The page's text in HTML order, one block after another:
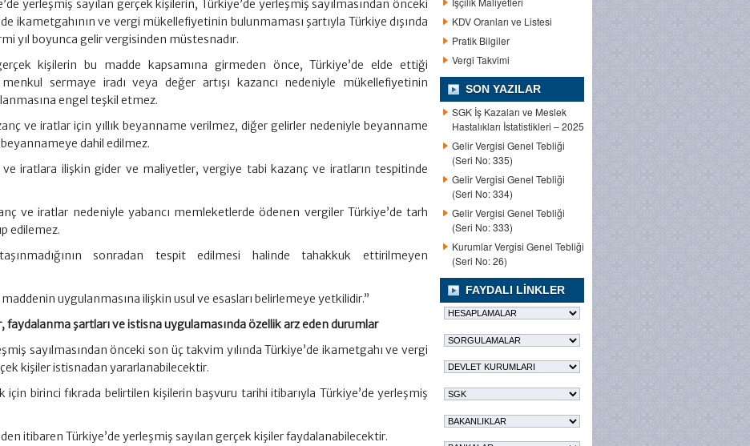
yerleşmiş sayılan gerçek kişilerin, Türkiye’de yerleşmiş sayılmasından önceki
ikametgahının ve vergi mükellefiyetinin bulunmaması şartıyla Türkiye dışında
yıl boyunca gelir vergisinden müstesnadır.
kişilerin bu madde kapsamına girmeden önce, Türkiye’de elde ettiği
sermaye iradı veya değer artışı kazancı nedeniyle mükellefiyetinin
engel teşkil etmez.
ve iratlar için yıllık beyanname verilmez, diğer gelirler nedeniyle beyanname
dahil edilmez.
ve iratlara ilişkin gider ve maliyetler, vergiye tabi kazanç ve iratların tespitinde
ve iratlar nedeniyle yabancı memleketlerde ödenen vergiler Türkiye’de tarh
edilemez.
sonradan tespit edilmesi halinde tahakkuk ettirilmeyen
uygulanmasına ilişkin usul ve esasları belirlemeye yetkilidir.”
faydalanma şartları ve istisna uygulamasında özellik arz eden durumlar
sayılmasından önceki son üç takvim yılında Türkiye’de ikametgahı ve vergi
kişiler istisnadan yararlanabilecektir.
birinci fıkrada belirtilen kişilerin başvuru tarihi itibarıyla Türkiye’de yerleşmiş
itibaren Türkiye’de yerleşmiş sayılan gerçek kişiler faydalanabilecektir.
KDV Oranları ve Listesi
Pratik Bilgiler
Vergi Takvimi
SON YAZILAR
SGK İş Kazaları ve Meslek
Hastalıkları İstatistikleri – 2025
Gelir Vergisi Genel Tebliği
(Seri No: 335)
Gelir Vergisi Genel Tebliği
(Seri No: 334)
Gelir Vergisi Genel Tebliği
(Seri No: 333)
Kurumlar Vergisi Genel Tebliği
(Seri No: 26)
FAYDALI LINKLER